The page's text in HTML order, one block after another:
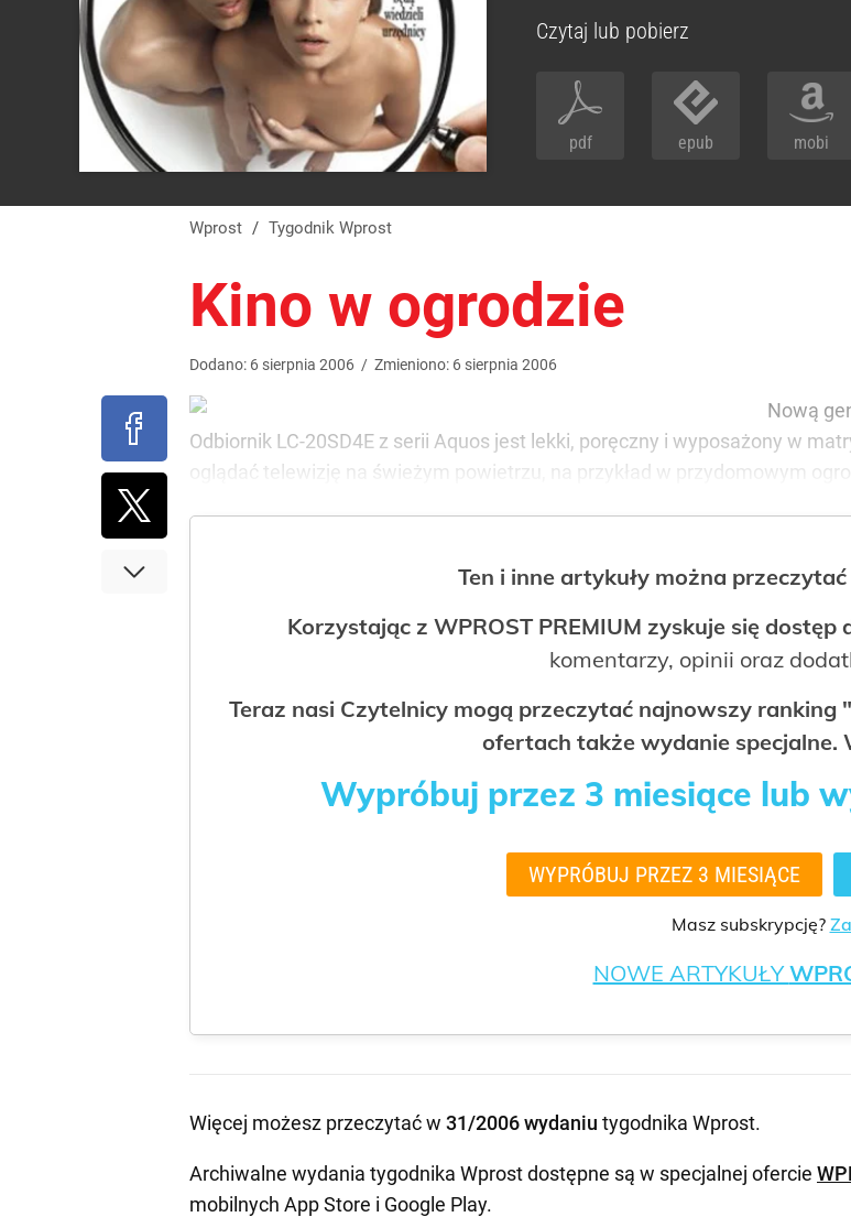
Czytaj lub pobierz
pdf epub mobi
Wprost / Tygodnik Wprost
Kino w ogrodzie
Dodano: 6 sierpnia 2006 / Zmieniono: 6 sierpnia 2006
Nową
Odbiornik LC-20SD4E z serii Aquos jest lekki, poręczny i wyposażony w
oglądać telewizję na świeżym powietrzu, na przykład w przydomowym
Ten i inne artykuły można
Korzystając z WPROST PREMIUM zyskuje się dostęp
komentarzy, opinii oraz
Teraz nasi Czytelnicy mogą przeczytać najnowszy
ofertach także wydanie specjalne.
Wypróbuj przez 3 miesiące lub
WYPRÓBUJ PRZEZ 3 MIESIĄCE
Masz subskrypcję?
NOWE ARTYKUŁY
Więcej możesz przeczytać w 31/2006 wydaniu tygodnika Wprost.
Archiwalne wydania tygodnika Wprost dostępne są w specjalnej ofercie
mobilnych App Store i Google Play.